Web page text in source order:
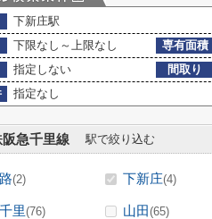
下新庄駅
下限なし～上限なし 専有面積
指定しない 間取り
指定なし
阪急千里線 駅で絞り込む
(2) 下新庄(4)
里(76) 山田(65)